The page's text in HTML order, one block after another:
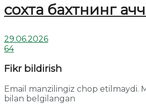
сохта бахтнинг
29.06.2026
64
Fikr bildirish
Email manzilingiz chop etilmaydi.
bilan belgilangan